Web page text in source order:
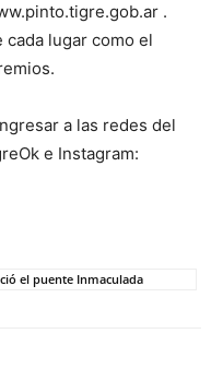
.
lugar como el
a las redes del
e Instagram:
el puente Inmaculada